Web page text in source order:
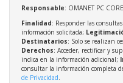
Responsable: OMANET PC
Finalidad: Responder las
información solicitada;
Destinatarios: Solo se realizan
Derechos: Acceder, rectificar y
indica en la información adicional;
consultar la información completa
de Privacidad